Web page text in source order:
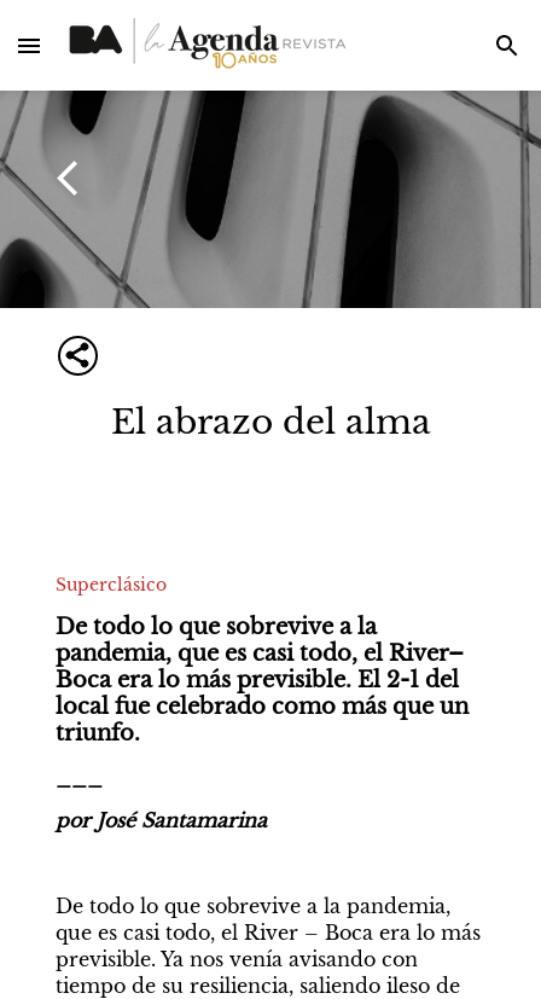
El abrazo del alma
Superclásico
De todo lo que sobrevive a la
pandemia, que es casi todo, el River–
Boca era lo más previsible. El 2-1 del
local fue celebrado como más que un
triunfo.
por José Santamarina
De todo lo que sobrevive a la pandemia,
que es casi todo, el River – Boca era lo más
previsible. Ya nos venía avisando con
tiempo de su resiliencia, saliendo ileso de